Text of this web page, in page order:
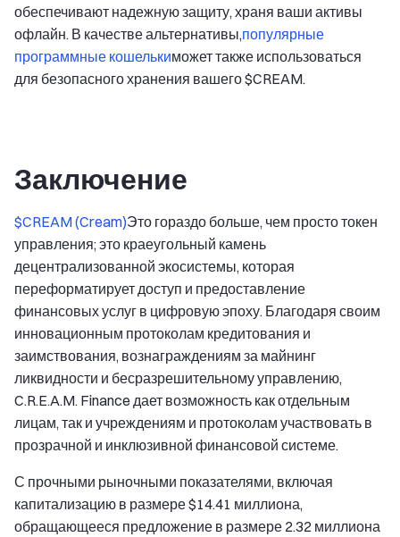
обеспечивают надежную защиту, храня ваши активы
офлайн. В качестве альтернативы,популярные
программные кошелькиможет также использоваться
для безопасного хранения вашего $CREAM.
Заключение
$CREAM (Cream)Это гораздо больше, чем просто токен
управления; это краеугольный камень
децентрализованной экосистемы, которая
переформатирует доступ и предоставление
финансовых услуг в цифровую эпоху. Благодаря своим
инновационным протоколам кредитования и
заимствования, вознаграждениям за майнинг
ликвидности и бесразрешительному управлению,
C.R.E.A.M. Finance дает возможность как отдельным
лицам, так и учреждениям и протоколам участвовать в
прозрачной и инклюзивной финансовой системе.
С прочными рыночными показателями, включая
капитализацию в размере $14.41 миллиона,
обращающееся предложение в размере 2.32 миллиона